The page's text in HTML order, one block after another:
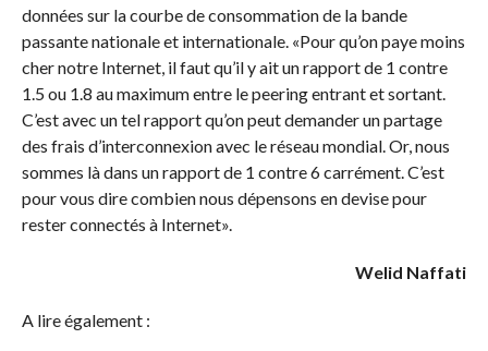
données sur la courbe de consommation de la bande
passante nationale et internationale. «Pour qu’on paye moins
cher notre Internet, il faut qu’il y ait un rapport de 1 contre
1.5 ou 1.8 au maximum entre le peering entrant et sortant.
C’est avec un tel rapport qu’on peut demander un partage
des frais d’interconnexion avec le réseau mondial. Or, nous
sommes là dans un rapport de 1 contre 6 carrément. C’est
pour vous dire combien nous dépensons en devise pour
rester connectés à Internet».
Welid Naffati
A lire également :